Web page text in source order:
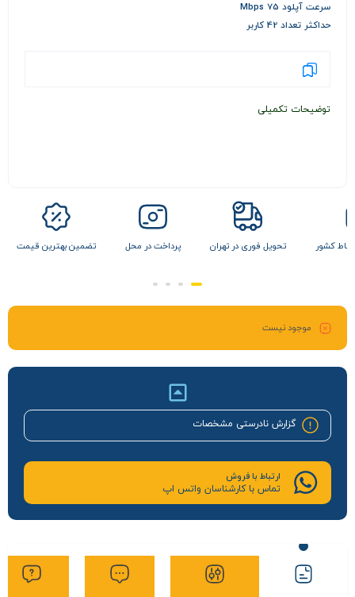
سرعت آپلود 75 Mbps
حداکثر تعداد 42 کاربر
توضیحات تکمیلی
نقاط کشور تحویل فوری در تهران پرداخت در محل تضمین بهترین قیمت
موجود نیست
گزارش نادرستی مشخصات
ارتباط با فروش
تماس با کارشناسان واتس اپ